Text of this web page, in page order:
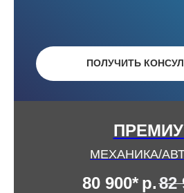
ПОЛУЧИТЬ
МЕХАНИКА/
80 900* р.82